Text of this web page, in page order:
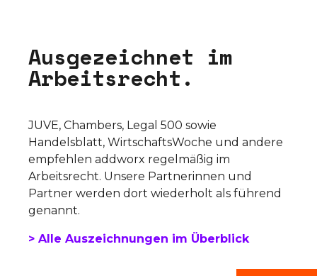
Ausgezeichnet im
Arbeitsrecht.
JUVE, Chambers, Legal 500 sowie
Handelsblatt, WirtschaftsWoche und andere
empfehlen addworx regelmäßig im
Arbeitsrecht. Unsere Partnerinnen und
Partner werden dort wiederholt als führend
genannt.
> Alle Auszeichnungen im Überblick
Video Player